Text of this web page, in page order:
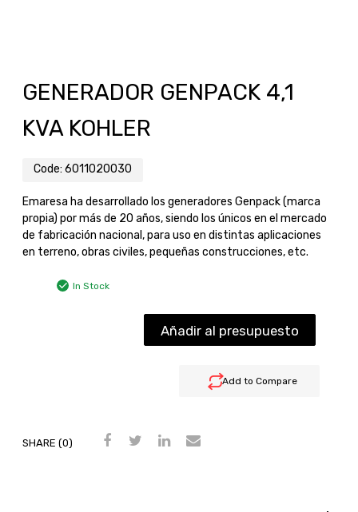
GENERADOR GENPACK 4,1
KVA KOHLER
Code: 6011020030
Emaresa ha desarrollado los generadores Genpack (marca
propia) por más de 20 años, siendo los únicos en el mercado
de fabricación nacional, para uso en distintas aplicaciones
en terreno, obras civiles, pequeñas construcciones, etc.
In Stock
Add to Compare
Añadir al presupuesto
SHARE (0)